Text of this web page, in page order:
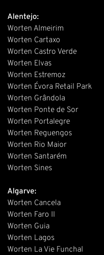
Alentejo:
Worten Almeirim
Worten Cartaxo
Worten Castro Verde
Worten Elvas
Worten Estremoz
Worten Évora Retail Park
Worten Grândola
Worten Ponte de Sor
Worten Portalegre
Worten Reguengos
Worten Rio Maior
Worten Santarém
Worten Sines
Algarve:
Worten Cancela
Worten Faro II
Worten Guia
Worten Lagos
Worten La Vie Funchal